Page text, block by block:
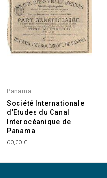
Panama
Société Internationale
d'Etudes du Canal
Interocéanique de
Panama
60,00 €